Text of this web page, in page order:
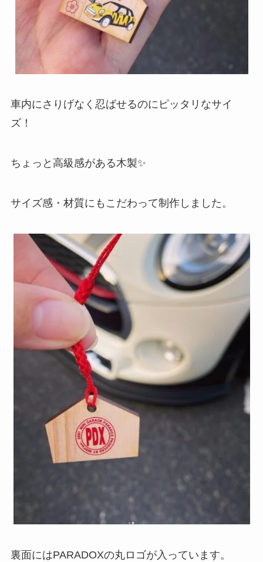
車内にさりげなく忍ばせるのにピッタリなサイ
ズ！
ちょっと高級感がある木製✨
サイズ感・材質にもこだわって制作しました。
裏面にはPARADOXの丸ロゴが入っています。